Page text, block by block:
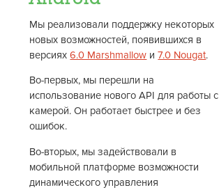
Мы реализовали поддержку некоторых
новых возможностей, появившихся в
версиях6.0 Marshmallow и7.0 Nougat.
Во-первых, мы перешли на
использование нового API для работы с
камерой. Он работает быстрее и без
ошибок.
Во-вторых, мы задействовали в
мобильной платформе возможности
динамического управления